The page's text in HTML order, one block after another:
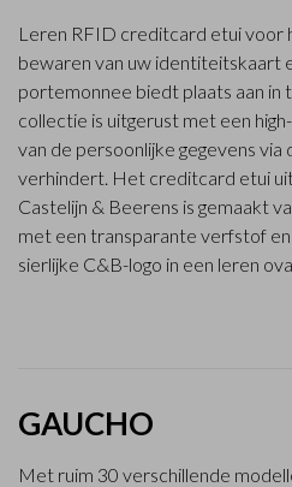
Leren RFID creditcard etui voor
bewaren van uw identiteitskaart
portemonnee biedt plaats aan in
collectie is uitgerust met een
van de persoonlijke gegevens
verhindert. Het creditcard etui
Castelijn & Beerens is gemaakt
met een transparante verfstof
sierlijke C&B-logo in een leren
GAUCHO
Met ruim 30 verschillende